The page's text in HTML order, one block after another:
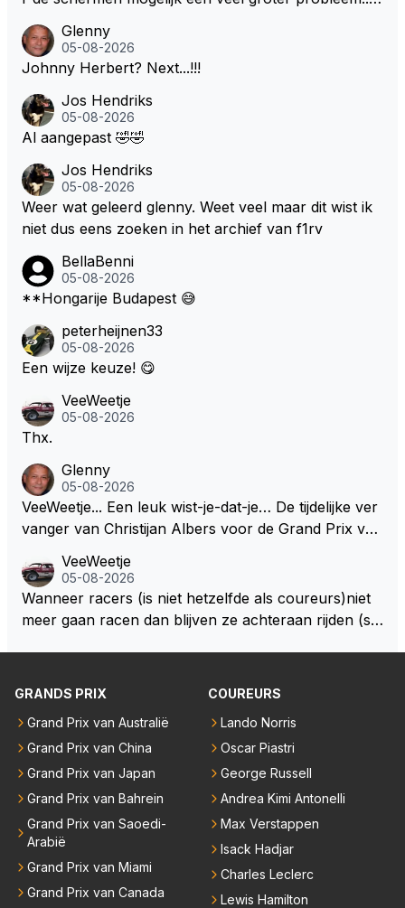
Glenny
05-08-2026
Johnny Herbert? Next...!!!
Jos Hendriks
05-08-2026
Al aangepast 🤣🤣
Jos Hendriks
05-08-2026
Weer wat geleerd glenny. Weet veel maar dit wist ik
niet dus eens zoeken in het archief van f1rv
BellaBenni
05-08-2026
**Hongarije Budapest 😅
peterheijnen33
05-08-2026
Een wijze keuze! 😋
VeeWeetje
05-08-2026
Thx.
Glenny
05-08-2026
VeeWeetje... Een leuk wist-je-dat-je… De tijdelijke ver
vanger van Christijan Albers voor de Grand Prix van
rkus Winkelhock. Vanaf de race daarna werd het st
oeltje definitief overgenomen door Sakon Yamamot
o. Na 2 rondes gokte Markus Winkelhock goed (hij k
Dat was ook de enige keer dat een Spyker ooit aan
en had, werd hij helaas aan alle kanten door iederee
n achterhaald. Hij moest later opgeven vanwege een
technisch mankement. Het was ook de enige keer d
at Markus Winkelhock een officiële Formule 1 race r
VeeWeetje
05-08-2026
Wanneer racers (is niet hetzelfde als coureurs)niet
meer gaan racen dan blijven ze achteraan rijden (so
GRANDS PRIX
Grand Prix van Australië
Grand Prix van China
Grand Prix van Japan
Grand Prix van Bahrein
Grand Prix van Saoedi-
Arabië
Grand Prix van Miami
Grand Prix van Canada
COUREURS
Lando Norris
Oscar Piastri
George Russell
Andrea Kimi Antonelli
Max Verstappen
Isack Hadjar
Charles Leclerc
Lewis Hamilton